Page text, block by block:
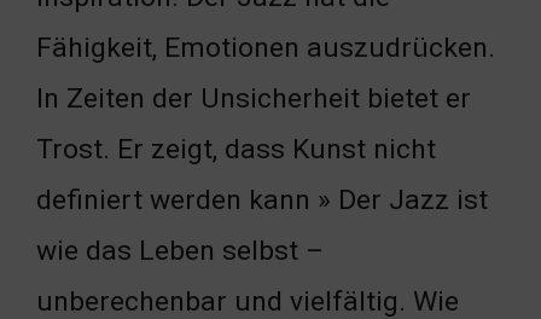
Fähigkeit, Emotionen auszudrücken.
In Zeiten der Unsicherheit bietet er
Trost. Er zeigt, dass Kunst nicht
definiert werden kann » Der Jazz ist
wie das Leben selbst –
unberechenbar und vielfältig. Wie